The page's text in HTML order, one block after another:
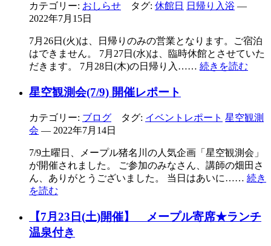
カテゴリー: おしらせ タグ: 休館日 日帰り入浴 —
2022年7月15日
7月26日(火)は、日帰りのみの営業となります。ご宿泊
はできません。 7月27日(水)は、臨時休館とさせていた
だきます。 7月28日(木)の日帰り入…… 続きを読む
星空観測会(7/9) 開催レポート
カテゴリー: ブログ タグ: イベントレポート 星空観測
会 — 2022年7月14日
7/9土曜日、メープル猪名川の人気企画「星空観測会」
が開催されました。 ご参加のみなさん、講師の畑田さ
ん、ありがとうございました。 当日はあいに…… 続き
を読む
【7月23日(土)開催】 メープル寄席★ランチ
温泉付き